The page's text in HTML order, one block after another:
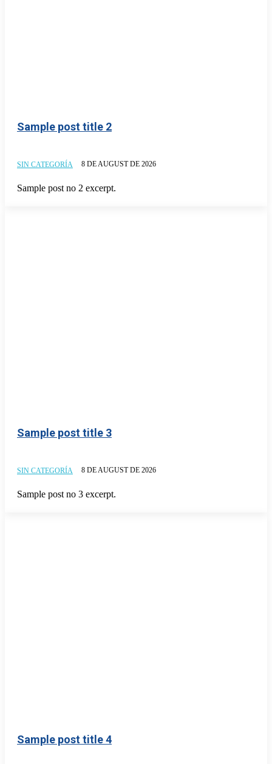
Sample post title 2
SIN CATEGORÍA 8 DE AUGUST DE 2026
Sample post no 2 excerpt.
Sample post title 3
SIN CATEGORÍA 8 DE AUGUST DE 2026
Sample post no 3 excerpt.
Sample post title 4